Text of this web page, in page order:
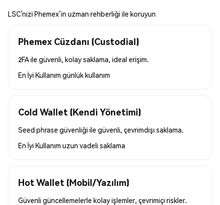
LSC’nizi Phemex’in uzman rehberliği ile koruyun
Phemex Cüzdanı (Custodial)
2FA ile güvenli, kolay saklama, ideal erişim.
En İyi Kullanım günlük kullanım
Cold Wallet (Kendi Yönetimi)
Seed phrase güvenliği ile güvenli, çevrimdışı saklama.
En İyi Kullanım uzun vadeli saklama
Hot Wallet (Mobil/Yazılım)
Güvenli güncellemelerle kolay işlemler, çevrimiçi riskler.